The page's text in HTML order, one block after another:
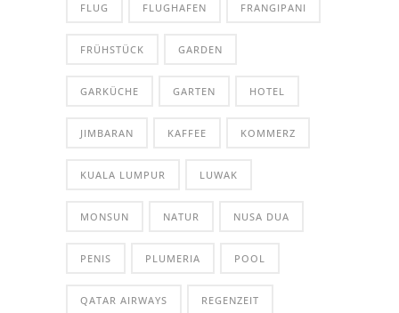
FLUG FLUGHAFEN FRANGIPANI
FRÜHSTÜCK GARDEN
GARKÜCHE GARTEN HOTEL
JIMBARAN KAFFEE KOMMERZ
KUALA LUMPUR LUWAK
MONSUN NATUR NUSA DUA
PENIS PLUMERIA POOL
QATAR AIRWAYS REGENZEIT